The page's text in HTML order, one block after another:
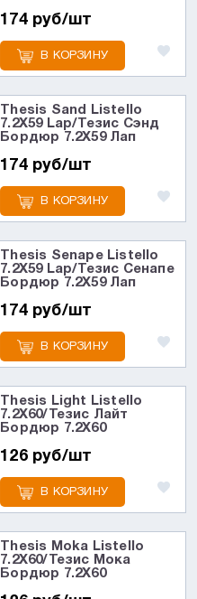
174 руб/шт
В КОРЗИНУ
Thesis Sand Listello
7.2X59 Lap/Тезис Сэнд
Бордюр 7.2X59 Лап
174 руб/шт
В КОРЗИНУ
Thesis Senape Listello
7.2X59 Lap/Тезис Сенапе
Бордюр 7.2X59 Лап
174 руб/шт
В КОРЗИНУ
Thesis Light Listello
7.2X60/Тезис Лайт
Бордюр 7.2X60
126 руб/шт
В КОРЗИНУ
Thesis Moka Listello
7.2X60/Тезис Мока
Бордюр 7.2X60